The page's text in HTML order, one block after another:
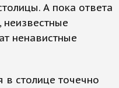
А пока ответа
неизвестные
ненавистные
в столице точечно